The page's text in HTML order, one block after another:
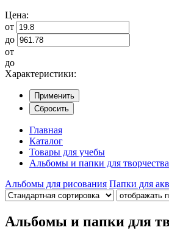
Цена:
от
до
от
до
Характеристики:
Применить
Сбросить
Главная
Каталог
Товары для учебы
Альбомы и папки для творчества
Альбомы для рисования Папки для
Альбомы и папки для